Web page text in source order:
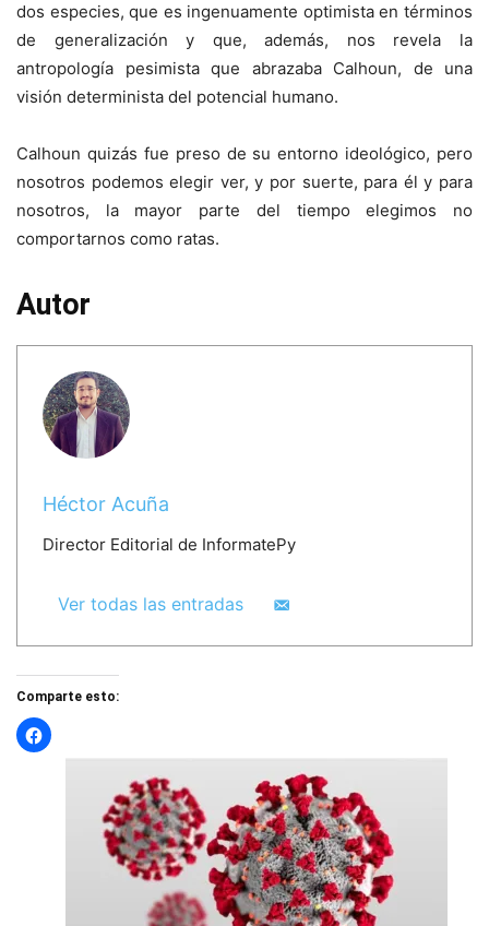
dos especies, que es ingenuamente optimista en términos
de generalización y que, además, nos revela la
antropología pesimista que abrazaba Calhoun, de una
visión determinista del potencial humano.
Calhoun quizás fue preso de su entorno ideológico, pero
nosotros podemos elegir ver, y por suerte, para él y para
nosotros, la mayor parte del tiempo elegimos no
comportarnos como ratas.
Autor
Héctor Acuña
Director Editorial de InformatePy
Ver todas las entradas
Comparte esto: